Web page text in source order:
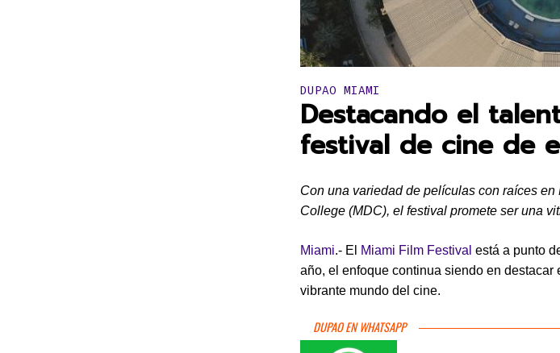
Publicado en:
DUPAO MIAMI
Destacando el
festival de cine de
Con una variedad de películas con raíces
College (MDC), el festival promete ser una
Miami.- El Miami Film Festival está a punto
año, el enfoque continua siendo en destacar
vibrante mundo del cine.
DUPAO EN WHATSAPP